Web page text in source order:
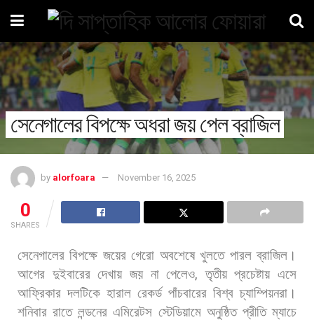
সেনেগালের বিপক্ষে অধরা জয় পেল ব্রাজিল
by alorfoara November 16, 2025
0
SHARES
সেনেগালের বিপক্ষে জয়ের গেরো অবশেষে খুলতে পারল ব্রাজিল।
আগের দুইবারের দেখায় জয় না পেলেও,তৃতীয় প্রচেষ্টায় এসে
আফ্রিকার দলটিকে হারাল রেকর্ড পাঁচবারের বিশ্ব চ্যাম্পিয়নরা।
শনিবার রাতে লন্ডনের এমিরেটস স্টেডিয়ামে অনুষ্ঠিত প্রীতি ম্যাচে